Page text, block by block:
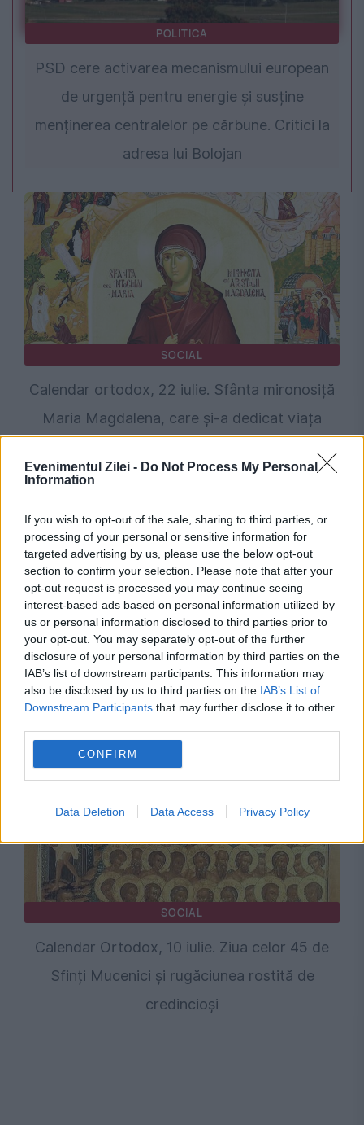
Evenimentul Zilei - Do Not Process My Personal
Information
If you wish to opt-out of the sale, sharing to third parties, or
processing of your personal or sensitive information for
targeted advertising by us, please use the below opt-out
section to confirm your selection. Please note that after your
opt-out request is processed you may continue seeing
interest-based ads based on personal information utilized by
us or personal information disclosed to third parties prior to
your opt-out. You may separately opt-out of the further
disclosure of your personal information by third parties on the
IAB’s list of downstream participants. This information may
also be disclosed by us to third parties on the IAB’s List of
Downstream Participants that may further disclose it to other
CONFIRM
Data Deletion Data Access Privacy Policy
POLITICA
PSD cere activarea mecanismului european
de urgență pentru energie și susține
menținerea centralelor pe cărbune. Critici la
adresa lui Bolojan
SOCIAL
Calendar ortodox, 22 iulie. Sfânta mironosiță
Maria Magdalena, care și-a dedicat viața
INTERNATIONAL
Candidat pentru Congres: Trump trebuie ucis.
El este Anticristul
SOCIAL
Calendar Ortodox, 10 iulie. Ziua celor 45 de
Sfinți Mucenici și rugăciunea rostită de
credincioși